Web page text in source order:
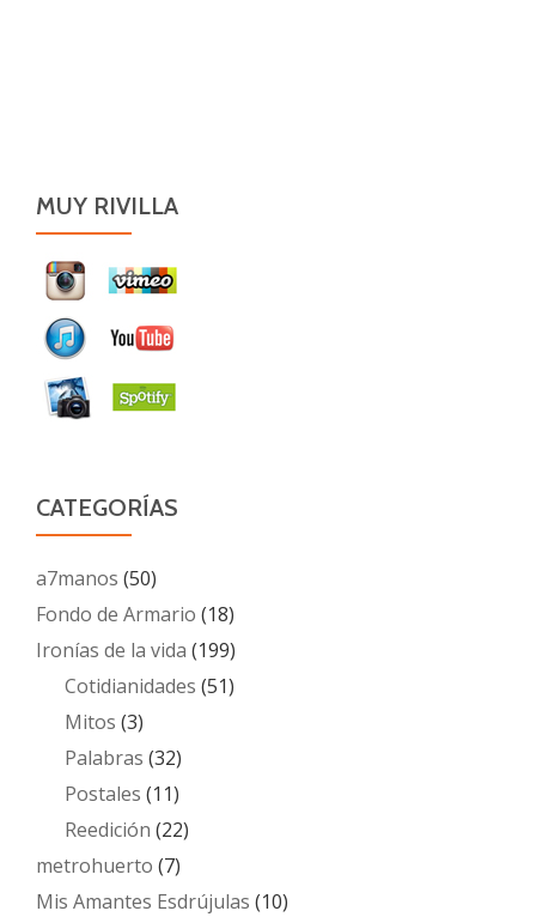
MUY RIVILLA
CATEGORÍAS
a7manos (50)
Fondo de Armario (18)
Ironías de la vida (199)
Cotidianidades (51)
Mitos (3)
Palabras (32)
Postales (11)
Reedición (22)
metrohuerto (7)
Mis Amantes Esdrújulas (10)